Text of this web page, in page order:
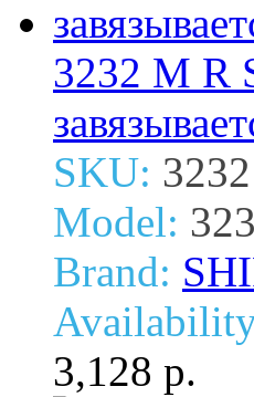
3232 M R
SKU:
Model:
Brand:
3,128 р.